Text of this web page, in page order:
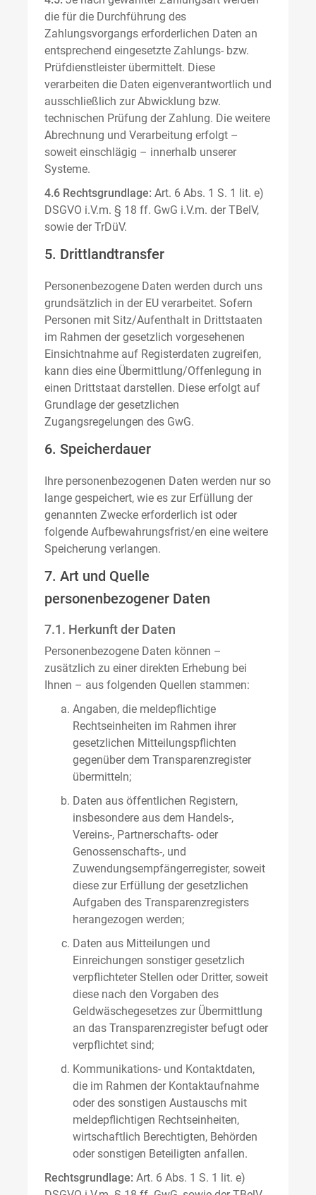
die für die Durchführung des
Zahlungsvorgangs erforderlichen Daten an
entsprechend eingesetzte Zahlungs- bzw.
Prüfdienstleister übermittelt. Diese
verarbeiten die Daten eigenverantwortlich und
ausschließlich zur Abwicklung bzw.
technischen Prüfung der Zahlung. Die weitere
Abrechnung und Verarbeitung erfolgt –
soweit einschlägig – innerhalb unserer
Systeme.
4.6 Rechtsgrundlage: Art. 6 Abs. 1 S. 1 lit. e)
DSGVO i.V.m. § 18 ff. GwG i.V.m. der TBelV,
sowie der TrDüV.
5. Drittlandtransfer
Personenbezogene Daten werden durch uns
grundsätzlich in der EU verarbeitet. Sofern
Personen mit Sitz/Aufenthalt in Drittstaaten
im Rahmen der gesetzlich vorgesehenen
Einsichtnahme auf Registerdaten zugreifen,
kann dies eine Übermittlung/Offenlegung in
einen Drittstaat darstellen. Diese erfolgt auf
Grundlage der gesetzlichen
Zugangsregelungen des GwG.
6. Speicherdauer
Ihre personenbezogenen Daten werden nur so
lange gespeichert, wie es zur Erfüllung der
genannten Zwecke erforderlich ist oder
folgende Aufbewahrungsfrist/en eine weitere
Speicherung verlangen.
7. Art und Quelle
personenbezogener Daten
7.1. Herkunft der Daten
Personenbezogene Daten können –
zusätzlich zu einer direkten Erhebung bei
Ihnen – aus folgenden Quellen stammen:
Angaben, die meldepflichtige
Rechtseinheiten im Rahmen ihrer
gesetzlichen Mitteilungspflichten
gegenüber dem Transparenzregister
übermitteln;
Daten aus öffentlichen Registern,
insbesondere aus dem Handels-,
Vereins-, Partnerschafts- oder
Genossenschafts-, und
Zuwendungsempfängerregister, soweit
diese zur Erfüllung der gesetzlichen
Aufgaben des Transparenzregisters
herangezogen werden;
Daten aus Mitteilungen und
Einreichungen sonstiger gesetzlich
verpflichteter Stellen oder Dritter, soweit
diese nach den Vorgaben des
Geldwäschegesetzes zur Übermittlung
an das Transparenzregister befugt oder
verpflichtet sind;
Kommunikations- und Kontaktdaten,
die im Rahmen der Kontaktaufnahme
oder des sonstigen Austauschs mit
meldepflichtigen Rechtseinheiten,
wirtschaftlich Berechtigten, Behörden
oder sonstigen Beteiligten anfallen.
Rechtsgrundlage: Art. 6 Abs. 1 S. 1 lit. e)